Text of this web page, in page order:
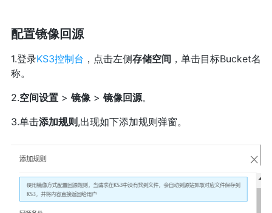
配置镜像回源
1.登录KS3控制台 ，点击左侧存储空间 ，单击目标Bucket名
称。
2.空间设置> 镜像 > 镜像回源。
3.单击添加规则,出现如下添加规则弹窗。